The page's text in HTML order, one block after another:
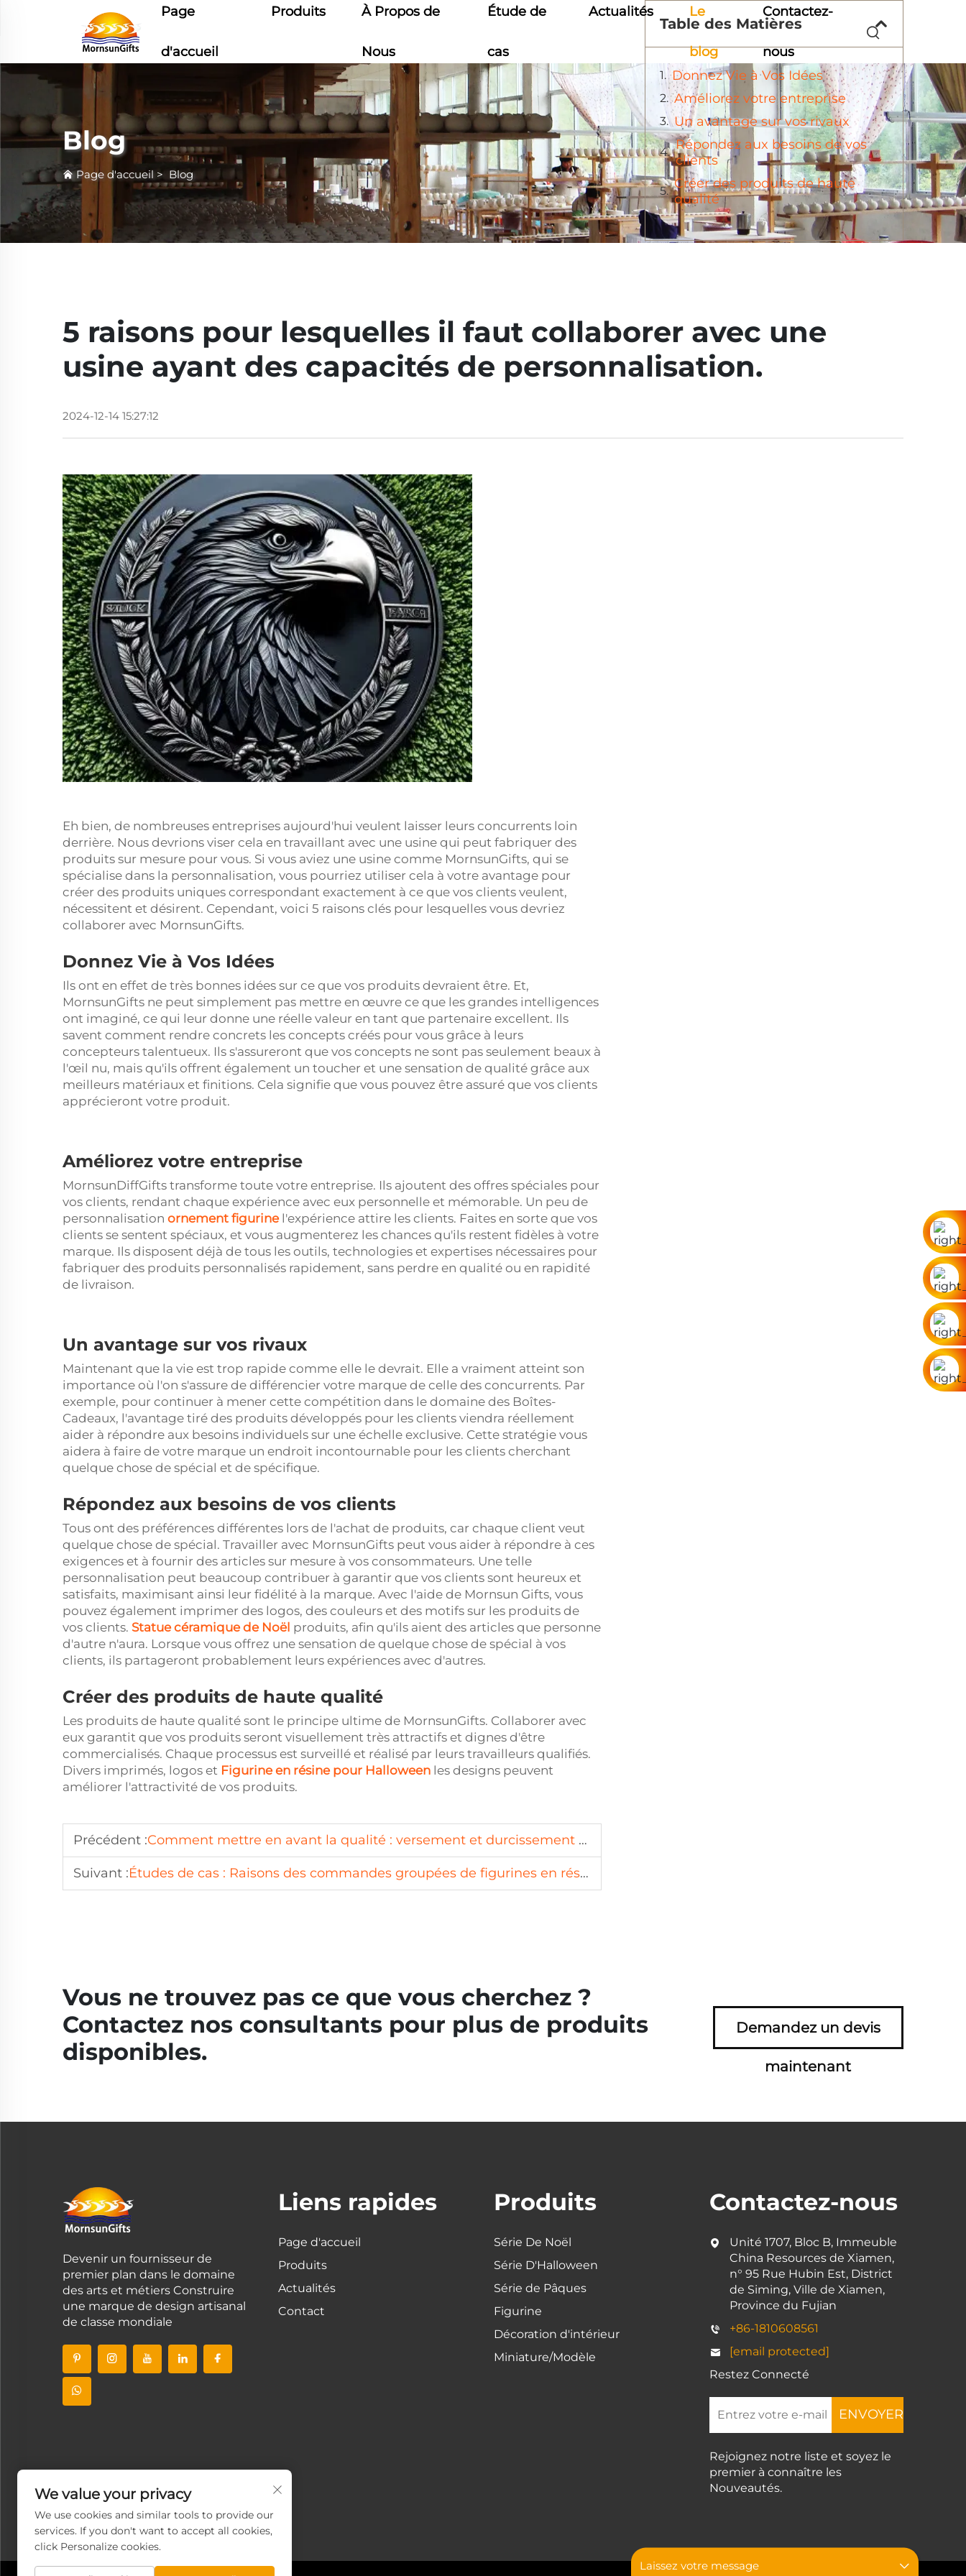
Page
d'accueil
Produits À Propos de
Nous
Étude de
cas
Actualités Le
blog
Contactez-
nous
Blog
Page d'accueil > Blog
5 raisons pour lesquelles il faut collaborer avec une
usine ayant des capacités de personnalisation.
2024-12-14 15:27:12
Eh bien, de nombreuses entreprises aujourd'hui veulent laisser leurs concurrents loin
derrière. Nous devrions viser cela en travaillant avec une usine qui peut fabriquer des
produits sur mesure pour vous. Si vous aviez une usine comme MornsunGifts, qui se
spécialise dans la personnalisation, vous pourriez utiliser cela à votre avantage pour
créer des produits uniques correspondant exactement à ce que vos clients veulent,
nécessitent et désirent. Cependant, voici 5 raisons clés pour lesquelles vous devriez
collaborer avec MornsunGifts.
Donnez Vie à Vos Idées
Ils ont en effet de très bonnes idées sur ce que vos produits devraient être. Et,
MornsunGifts ne peut simplement pas mettre en œuvre ce que les grandes intelligences
ont imaginé, ce qui leur donne une réelle valeur en tant que partenaire excellent. Ils
savent comment rendre concrets les concepts créés pour vous grâce à leurs
concepteurs talentueux. Ils s'assureront que vos concepts ne sont pas seulement beaux à
l'œil nu, mais qu'ils offrent également un toucher et une sensation de qualité grâce aux
meilleurs matériaux et finitions. Cela signifie que vous pouvez être assuré que vos clients
apprécieront votre produit.
Améliorez votre entreprise
MornsunDiffGifts transforme toute votre entreprise. Ils ajoutent des offres spéciales pour
vos clients, rendant chaque expérience avec eux personnelle et mémorable. Un peu de
personnalisation ornement figurine l'expérience attire les clients. Faites en sorte que vos
clients se sentent spéciaux, et vous augmenterez les chances qu'ils restent fidèles à votre
marque. Ils disposent déjà de tous les outils, technologies et expertises nécessaires pour
fabriquer des produits personnalisés rapidement, sans perdre en qualité ou en rapidité
de livraison.
Un avantage sur vos rivaux
Maintenant que la vie est trop rapide comme elle le devrait. Elle a vraiment atteint son
importance où l'on s'assure de différencier votre marque de celle des concurrents. Par
exemple, pour continuer à mener cette compétition dans le domaine des Boîtes-
Cadeaux, l'avantage tiré des produits développés pour les clients viendra réellement
aider à répondre aux besoins individuels sur une échelle exclusive. Cette stratégie vous
aidera à faire de votre marque un endroit incontournable pour les clients cherchant
quelque chose de spécial et de spécifique.
Répondez aux besoins de vos clients
Tous ont des préférences différentes lors de l'achat de produits, car chaque client veut
quelque chose de spécial. Travailler avec MornsunGifts peut vous aider à répondre à ces
exigences et à fournir des articles sur mesure à vos consommateurs. Une telle
personnalisation peut beaucoup contribuer à garantir que vos clients sont heureux et
satisfaits, maximisant ainsi leur fidélité à la marque. Avec l'aide de Mornsun Gifts, vous
pouvez également imprimer des logos, des couleurs et des motifs sur les produits de
vos clients. Statue céramique de Noël produits, afin qu'ils aient des articles que personne
d'autre n'aura. Lorsque vous offrez une sensation de quelque chose de spécial à vos
clients, ils partageront probablement leurs expériences avec d'autres.
Créer des produits de haute qualité
Les produits de haute qualité sont le principe ultime de MornsunGifts. Collaborer avec
eux garantit que vos produits seront visuellement très attractifs et dignes d'être
commercialisés. Chaque processus est surveillé et réalisé par leurs travailleurs qualifiés.
Divers imprimés, logos et Figurine en résine pour Halloween les designs peuvent
améliorer l'attractivité de vos produits.
Précédent :Comment mettre en avant la qualité : versement et durcissement de la résine, mettant en évidence des détails exquis.
Suivant :Études de cas : Raisons des commandes groupées de figurines en résine.
Table des Matières
Donnez Vie à Vos Idées
Améliorez votre entreprise
Un avantage sur vos rivaux
Répondez aux besoins de vos
clients
Créer des produits de haute
qualité
Laissez votre message
Vous ne trouvez pas ce que vous cherchez ?
Contactez nos consultants pour plus de produits
disponibles.
Demandez un devis
maintenant
Devenir un fournisseur de
premier plan dans le domaine
des arts et métiers Construire
une marque de design artisanal
de classe mondiale
Liens rapides
Page d'accueil
Produits
Actualités
Contact
Produits
Série De Noël
Série D'Halloween
Série de Pâques
Figurine
Décoration d'intérieur
Miniature/Modèle
Contactez-nous
Unité 1707, Bloc B, Immeuble
China Resources de Xiamen,
n° 95 Rue Hubin Est, District
de Siming, Ville de Xiamen,
Province du Fujian
+86-1810608561
[email protected]
Restez Connecté
ENVOYER
Rejoignez notre liste et soyez le
premier à connaître les
Nouveautés.
We value your privacy
We use cookies and similar tools to provide our
services. If you don't want to accept all cookies,
click Personalize cookies.